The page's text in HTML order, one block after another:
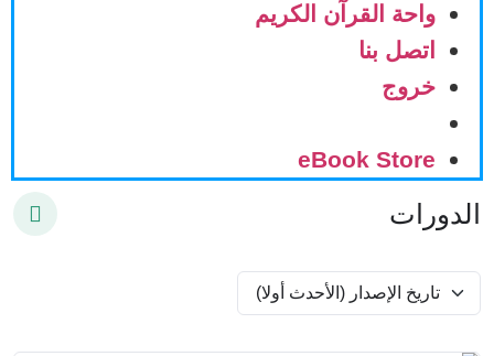
واحة القرآن الكريم
اتصل بنا
خروج
eBook Store
الدورات